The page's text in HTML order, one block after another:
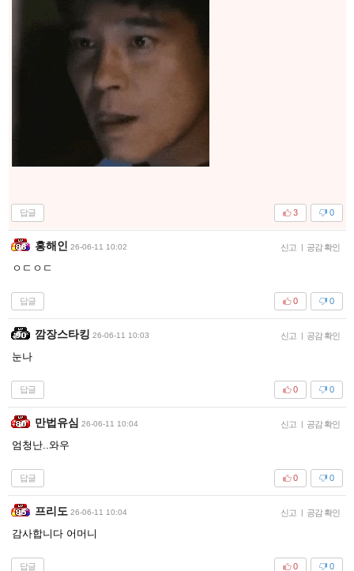
답글 0
3
홍해인 26-06-11 10:02 신고 | 공감 확인
ㅇㄷㅇㄷ
답글 0
0
깜장스타킹 26-06-11 10:03 신고 | 공감 확인
눈나
답글 0
0
만법유심 26-06-11 10:04 신고 | 공감 확인
엄청난..와우
답글 0
0
프리도 26-06-11 10:04 신고 | 공감 확인
감사합니다 어머니
답글 0
0